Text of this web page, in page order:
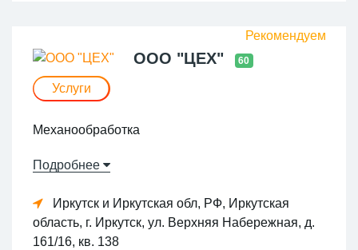
ООО "ЦЕХ" 60
Услуги
Механообработка
Подробнее
Иркутск и Иркутская обл, РФ, Иркутская
область, г. Иркутск, ул. Верхняя Набережная, д.
161/16, кв. 138